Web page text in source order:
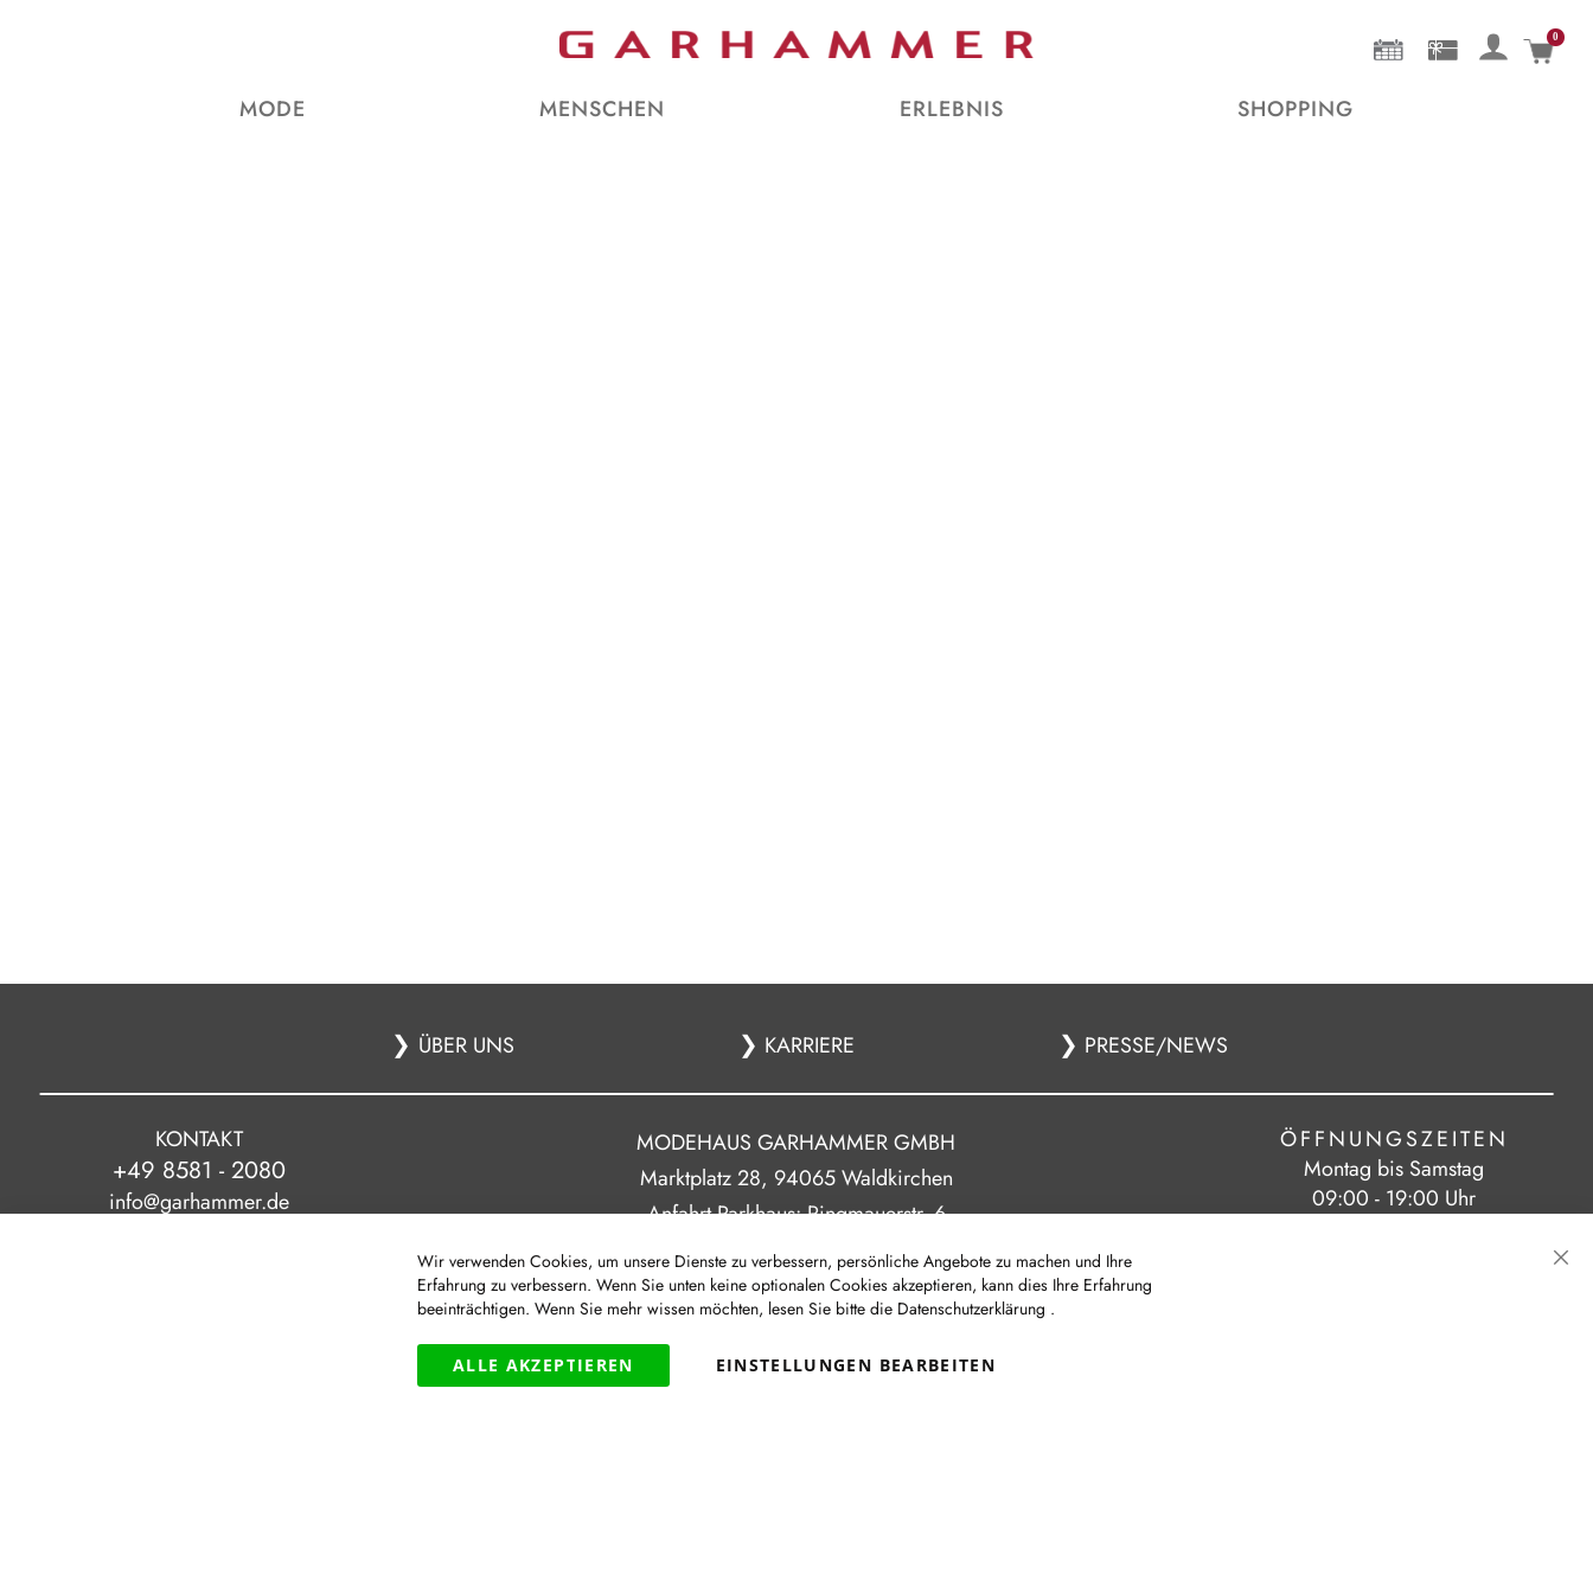
Mein
0
MODE MENSCHEN ERLEBNIS SHOPPING
Wir können keine Produkte entsprechend dieser Auswahl finden
❯ ÜBER UNS ❯ KARRIERE ❯ PRESSE/NEWS
KONTAKT
+49 8581 - 2080
info@garhammer.de
MODEHAUS GARHAMMER GMBH
Marktplatz 28, 94065 Waldkirchen
Anfahrt Parkhaus: Ringmauerstr. 6
Route
ÖFFNUNGSZEITEN
Montag bis Samstag
09:00 - 19:00 Uhr
© Modehaus Garhammer GmbH | Newsletter | Impressum | Datenschutz | Barrierefreiheit
VERTRAG WIDERRUFEN
Wir verwenden Cookies, um unsere Dienste zu verbessern, persönliche Angebote zu machen und Ihre
Erfahrung zu verbessern. Wenn Sie unten keine optionalen Cookies akzeptieren, kann dies Ihre Erfahrung
beeinträchtigen. Wenn Sie mehr wissen möchten, lesen Sie bitte die Datenschutzerklärung .
ALLE AKZEPTIEREN EINSTELLUNGEN BEARBEITEN